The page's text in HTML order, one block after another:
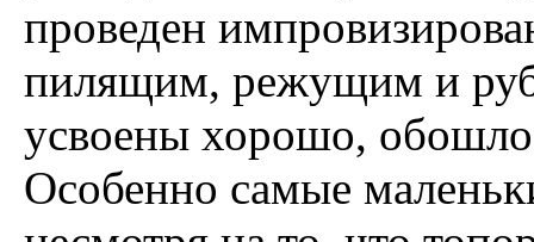
проведен
пилящим, режущим и
усвоены хорошо,
Особенно самые